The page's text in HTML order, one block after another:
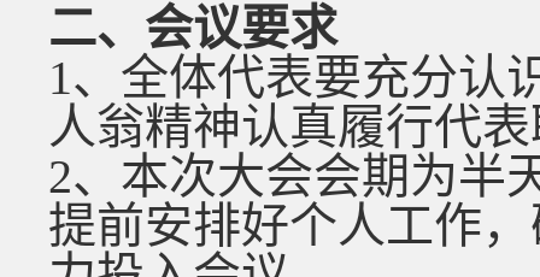
二、会议要求
1、全体代表要充分认
人翁精神认真履行代
2、本次大会会期为半
提前安排好个人工作